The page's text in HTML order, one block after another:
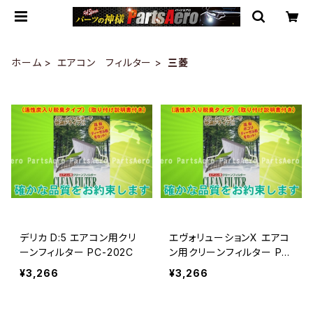
ホーム エアコン フィルター 三菱
デリカ D:5 エアコン用クリ
ーンフィルター PC-202C
¥3,266
エヴォリューションX エアコ
ン用クリーンフィルター PC
-202C
¥3,266